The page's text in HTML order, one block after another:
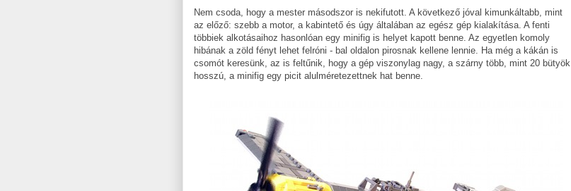
Nem csoda, hogy a mester másodszor is nekifutott. A következő jóval kimunkáltabb, mint
az előző: szebb a motor, a kabintető és úgy általában az egész gép kialakítása. A fenti
többiek alkotásaihoz hasonlóan egy minifig is helyet kapott benne. Az egyetlen komoly
hibának a zöld fényt lehet felróni - bal oldalon pirosnak kellene lennie. Ha még a kákán is
csomót keresünk, az is feltűnik, hogy a gép viszonylag nagy, a szárny több, mint 20 bütyök
hosszú, a minifig egy picit alulméretezettnek hat benne.